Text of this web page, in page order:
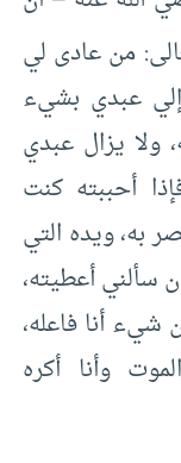
من عادى لي
إلي عبدي بشيء
ولا يزال عبدي
أحببته كنت
به، ويده التي
سألني أعطيته،
شيء أنا فاعله،
وأنا أكره